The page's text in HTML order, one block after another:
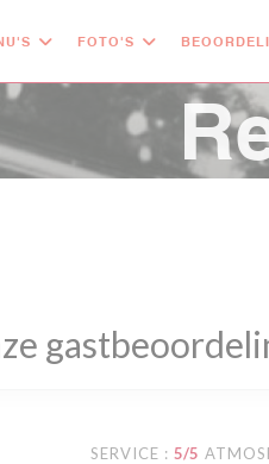
FOTO'S
SERVICE : 5/5